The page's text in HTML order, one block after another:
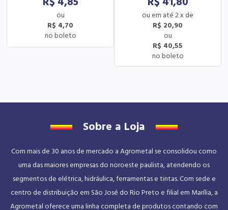
R$ 4,70
2x de
R$ 20,90
R$ 40,55
Sobre a Loja
Com mais de 30 anos de mercado a Agrometal se consolidou como
uma das maiores empresas do noroeste paulista, atendendo os
segmentos de elétrica, hidráulica, ferramentas e tintas. Com sede e
centro de distribuição em São José do Rio Preto e filial em Marília, a
Agrometal oferece uma linha completa de produtos contando com